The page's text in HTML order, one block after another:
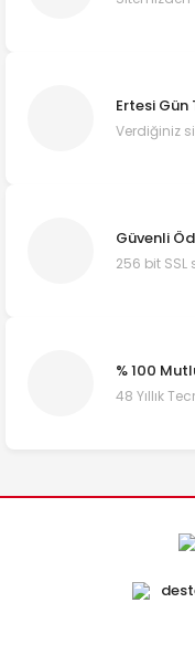
Ertesi
Verdiğiniz
Güvenli
256 bit
% 100
48 Yıllık